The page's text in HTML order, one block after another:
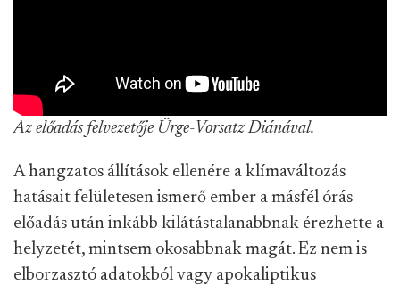
Az előadás felvezetője Ürge-Vorsatz Diánával.
A hangzatos állítások ellenére a klímaváltozás
hatásait felületesen ismerő ember a másfél órás
előadás után inkább kilátástalanabbnak érezhette a
helyzetét, mintsem okosabbnak magát. Ez nem is
elborzasztó adatokból vagy apokaliptikus